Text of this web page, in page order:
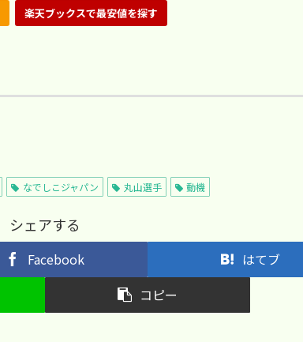
楽天ブックスで最安値を探す
なでしこジャパン 丸山選手 動機
シェアする
Facebook
はてブ
コピー